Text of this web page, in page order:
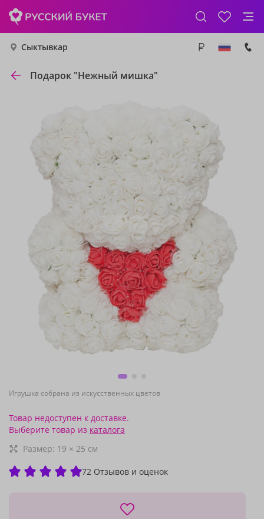
Сыктывкар
Подарок "Нежный мишка"
Игрушка собрана из искусственных цветов
Товар недоступен к доставке.
Выберите товар из каталога
Размер: 19 × 25 см
72 Отзывов и оценок